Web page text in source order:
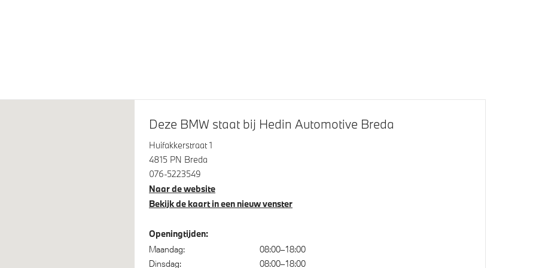
Cruise control
Bandenspanningsweergavesysteem
Alarmsysteem klasse 3 (VbV/SCM)
Regensensor
Deze BMW staat bij Hedin Automotive Breda
Huifakkerstraat 1
4815 PN Breda
076-5223549
Naar de website
Bekijk de kaart in een nieuw venster
Openingtijden:
Maandag:
08:00–18:00
Dinsdag:
08:00–18:00